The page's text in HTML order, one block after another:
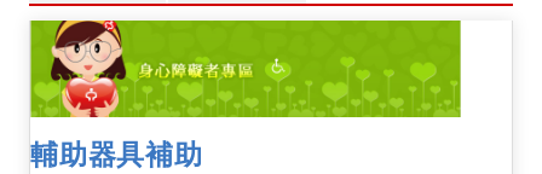
輔助器具補助